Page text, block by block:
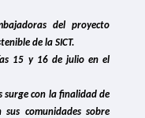
del proyecto
de la SICT.
15 y 16 de julio en el
con la finalidad de
comunidades sobre